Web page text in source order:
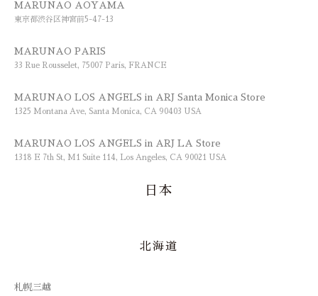
MARUNAO AOYAMA
東京都渋谷区神宮前5-47-13
MARUNAO PARIS
33 Rue Rousselet, 75007 Paris, FRANCE
MARUNAO LOS ANGELS in ARJ Santa Monica Store
1325 Montana Ave, Santa Monica, CA 90403 USA
MARUNAO LOS ANGELS in ARJ LA Store
1318 E 7th St, M1 Suite 114, Los Angeles, CA 90021 USA
日本
北海道
札幌三越